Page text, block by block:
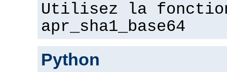
Utilisez la
apr_sha1_base64
Python